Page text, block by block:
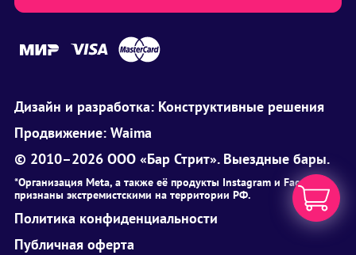
Дизайн и разработка: Конструктивные решения
Продвижение: Waima
© 2010–2026 ООО «Бар Стрит». Выездные бары.
*Организация Meta, а также её продукты Instagram и Facebook
признаны экстремистскими на территории РФ.
Политика конфиденциальности
Публичная оферта